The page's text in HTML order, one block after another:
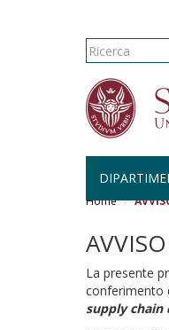
Salta al contenuto principale
Form
Ricerca
Home
La presente
conferimento
supply chain